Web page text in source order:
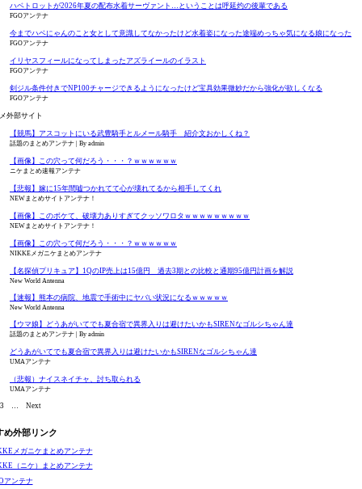
ハベトロットが2026年夏の配布水着サーヴァント…ということは呼延灼の後輩である
FGOアンテナ
今までハベにゃんのこと女として意識してなかったけど水着姿になった途端めっちゃ気になる娘になった
FGOアンテナ
イリヤスフィールになってしまったアズライールのイラスト
FGOアンテナ
剣ジル条件付きでNP100チャージできるようになったけど宝具効果微妙だから強化が欲しくなる
FGOアンテナ
外部サイト
【競馬】アスコットにいる武豊騎手とルメール騎手 紹介文おかしくね？
話題のまとめアンテナ By admin
【画像】この穴って何だろう・・・？ｗｗｗｗｗｗ
ニケまとめ速報アンテナ
【悲報】嫁に15年間嘘つかれてて心が壊れてるから相手してくれ
NEWまとめサイトアンテナ！
【画像】このボケて、破壊力ありすぎてクッソワロタｗｗｗｗｗｗｗｗｗ
NEWまとめサイトアンテナ！
【画像】この穴って何だろう・・・？ｗｗｗｗｗｗ
NIKKEメガニケまとめアンテナ
【名探偵プリキュア】1QのIP売上は15億円 過去3期との比較と通期95億円計画を解説
New World Antenna
【速報】熊本の病院、地震で手術中にヤバい状況になるｗｗｗｗｗ
New World Antenna
【ウマ娘】どうあがいてでも夏合宿で異界入りは避けたいかもSIRENなゴルシちゃん達
話題のまとめアンテナ By admin
どうあがいてでも夏合宿で異界入りは避けたいかもSIRENなゴルシちゃん達
UMAアンテナ
（悲報）ナイスネイチャ、討ち取られる
UMAアンテナ
3 Next
め外部リンク
メガニケまとめアンテナ
（ニケ）まとめアンテナ
アンテナ